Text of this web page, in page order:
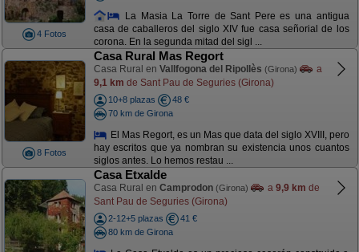
4 Fotos
La Masia La Torre de Sant Pere es una antigua
casa de caballeros del siglo XIV fue casa señorial de los
corona. En la segunda mitad del sigl ...
8 Fotos
Casa Rural Mas Regort
Casa Rural en Vallfogona del Ripollès (Girona)
a
9,1 km de Sant Pau de Seguries (Girona)
10+8 plazas
48 €
70 km de Girona
El Mas Regort, es un Mas que data del siglo XVIII, pero
hay escritos que ya nombran su existencia unos cuantos
siglos antes. Lo hemos restau ...
Casa Etxalde
Casa Rural en Camprodon (Girona) a 9,9 km de
Sant Pau de Seguries (Girona)
2-12+5 plazas
41 €
80 km de Girona